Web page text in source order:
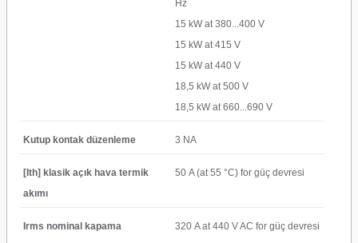
Hz
15 kW at 380...400 V
15 kW at 415 V
15 kW at 440 V
18,5 kW at 500 V
18,5 kW at 660...690 V
Kutup kontak düzenleme 3 NA
[Ith] klasik açık hava termik
akımı
50 A (at 55 °C) for güç devresi
Irms nominal kapama
320 A at 440 V AC for güç devresi